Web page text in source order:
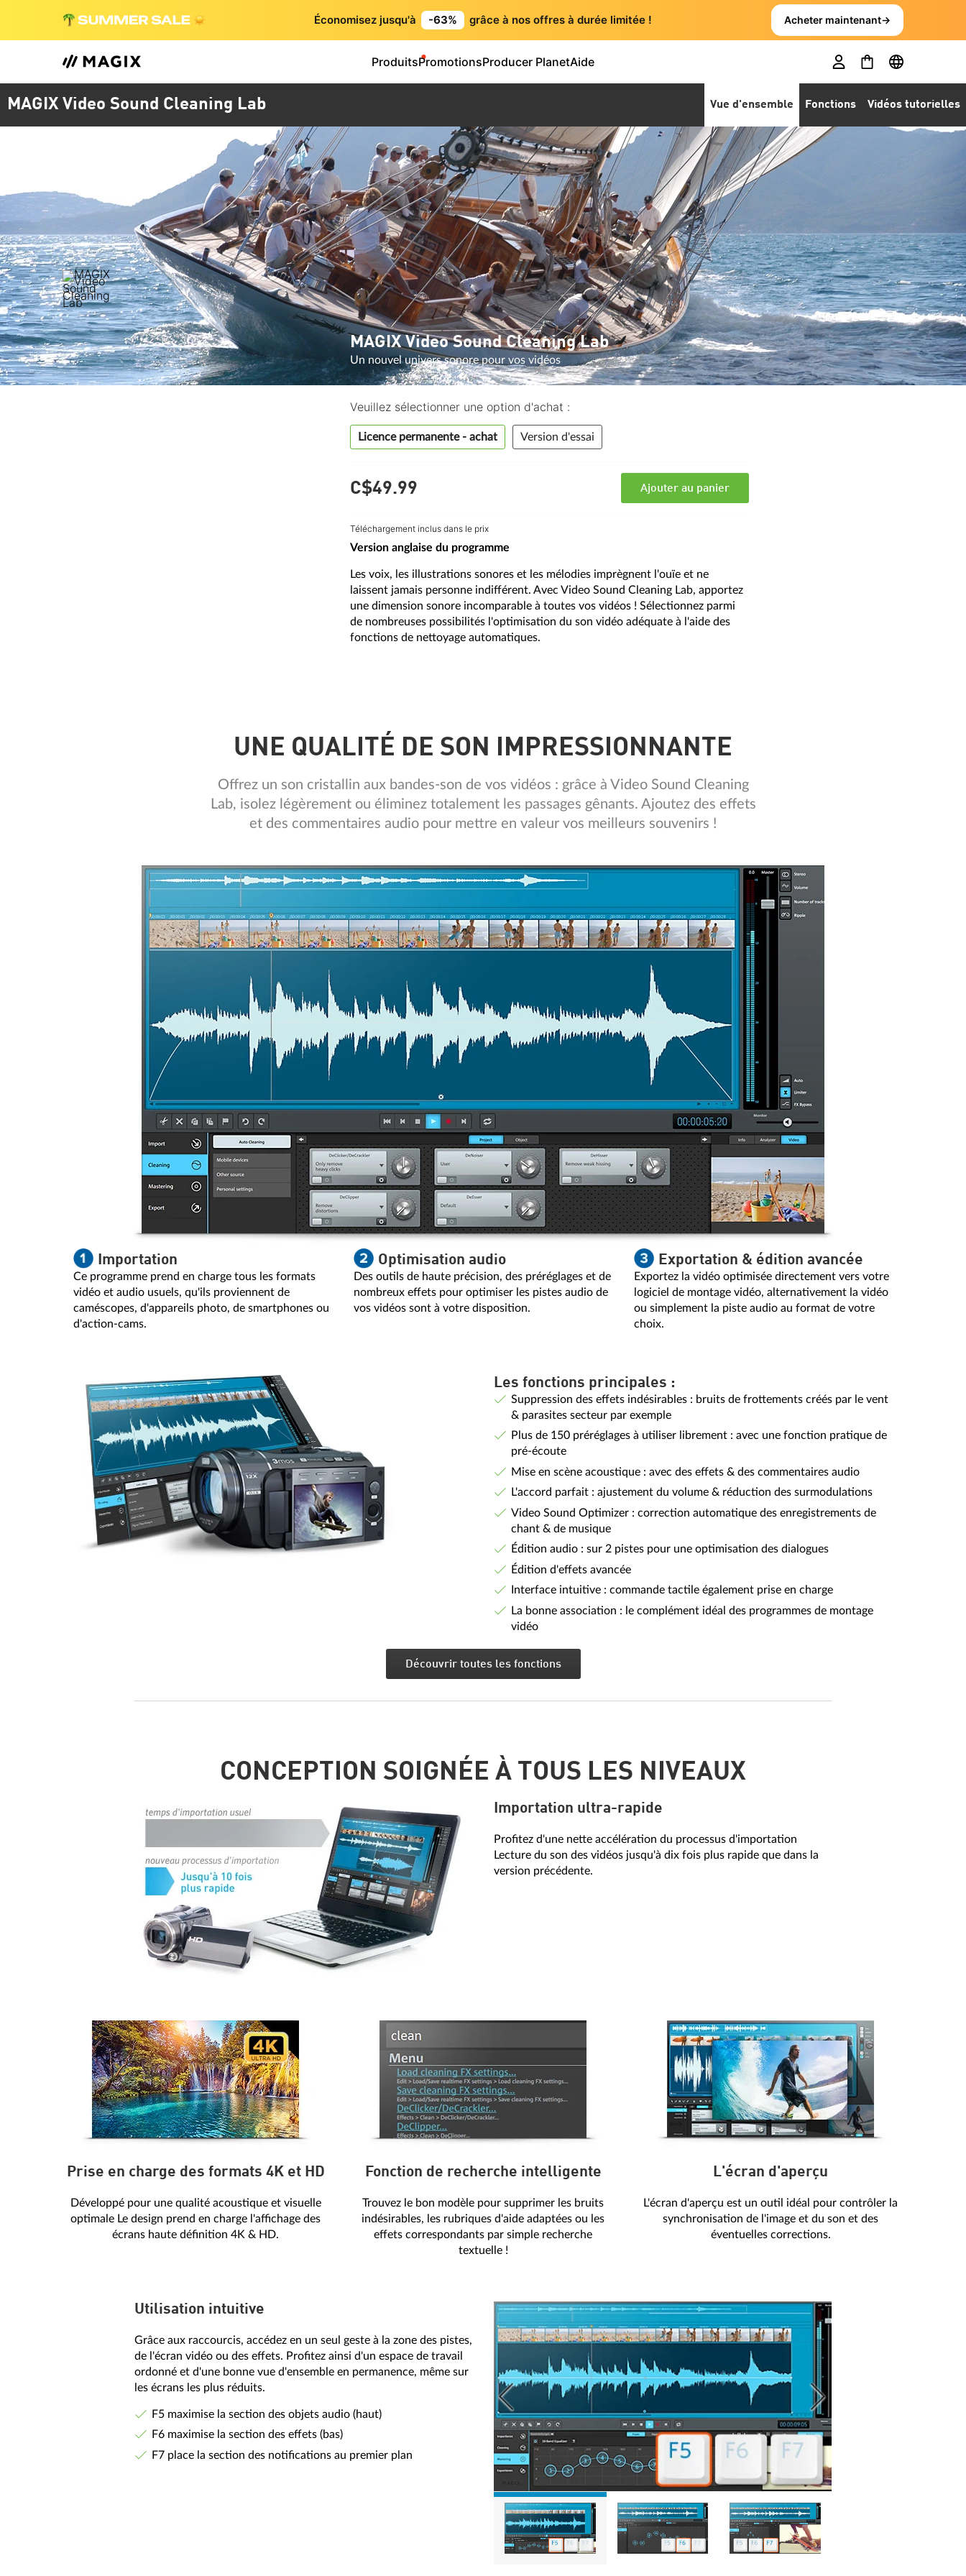
Économisez jusqu'à -63% grâce à nos offres à durée limitée ! Acheter maintenant→
ProduitsPromotionsProducer PlanetAide
MAGIX Video Sound Cleaning Lab Vue d'ensemble Fonctions Vidéos tutorielles
MAGIX Video Sound Cleaning Lab
Un nouvel univers sonore pour vos vidéos
Veuillez sélectionner une option d'achat :
Licence permanente - achat Version d'essai
C$49.99 Ajouter au panier
Téléchargement inclus dans le prix
Version anglaise du programme
Les voix, les illustrations sonores et les mélodies imprègnent l'ouïe et ne
laissent jamais personne indifférent. Avec Video Sound Cleaning Lab, apportez
une dimension sonore incomparable à toutes vos vidéos ! Sélectionnez parmi
de nombreuses possibilités l'optimisation du son vidéo adéquate à l'aide des
fonctions de nettoyage automatiques.
UNE QUALITÉ DE SON IMPRESSIONNANTE
Offrez un son cristallin aux bandes-son de vos vidéos : grâce à Video Sound Cleaning
Lab, isolez légèrement ou éliminez totalement les passages gênants. Ajoutez des effets
et des commentaires audio pour mettre en valeur vos meilleurs souvenirs !
Importation
Ce programme prend en charge tous les formats
vidéo et audio usuels, qu'ils proviennent de
caméscopes, d'appareils photo, de smartphones ou
d'action-cams.
Optimisation audio
Des outils de haute précision, des préréglages et de
nombreux effets pour optimiser les pistes audio de
vos vidéos sont à votre disposition.
Exportation & édition avancée
Exportez la vidéo optimisée directement vers votre
logiciel de montage vidéo, alternativement la vidéo
ou simplement la piste audio au format de votre
choix.
Les fonctions principales :
Suppression des effets indésirables : bruits de frottements créés par le vent
& parasites secteur par exemple
Plus de 150 préréglages à utiliser librement : avec une fonction pratique de
pré-écoute
Mise en scène acoustique : avec des effets & des commentaires audio
L'accord parfait : ajustement du volume & réduction des surmodulations
Video Sound Optimizer : correction automatique des enregistrements de
chant & de musique
Édition audio : sur 2 pistes pour une optimisation des dialogues
Édition d'effets avancée
Interface intuitive : commande tactile également prise en charge
La bonne association : le complément idéal des programmes de montage
vidéo
Découvrir toutes les fonctions
CONCEPTION SOIGNÉE À TOUS LES NIVEAUX
Importation ultra-rapide
Profitez d'une nette accélération du processus d'importation
Lecture du son des vidéos jusqu'à dix fois plus rapide que dans la
version précédente.
Prise en charge des formats 4K et HD
Développé pour une qualité acoustique et visuelle
optimale Le design prend en charge l'affichage des
écrans haute définition 4K & HD.
Fonction de recherche intelligente
Trouvez le bon modèle pour supprimer les bruits
indésirables, les rubriques d'aide adaptées ou les
effets correspondants par simple recherche
textuelle !
L'écran d'aperçu
L'écran d'aperçu est un outil idéal pour contrôler la
synchronisation de l'image et du son et des
éventuelles corrections.
Utilisation intuitive
Grâce aux raccourcis, accédez en un seul geste à la zone des pistes,
de l'écran vidéo ou des effets. Profitez ainsi d'un espace de travail
ordonné et d'une bonne vue d'ensemble en permanence, même sur
les écrans les plus réduits.
F5 maximise la section des objets audio (haut)
F6 maximise la section des effets (bas)
F7 place la section des notifications au premier plan